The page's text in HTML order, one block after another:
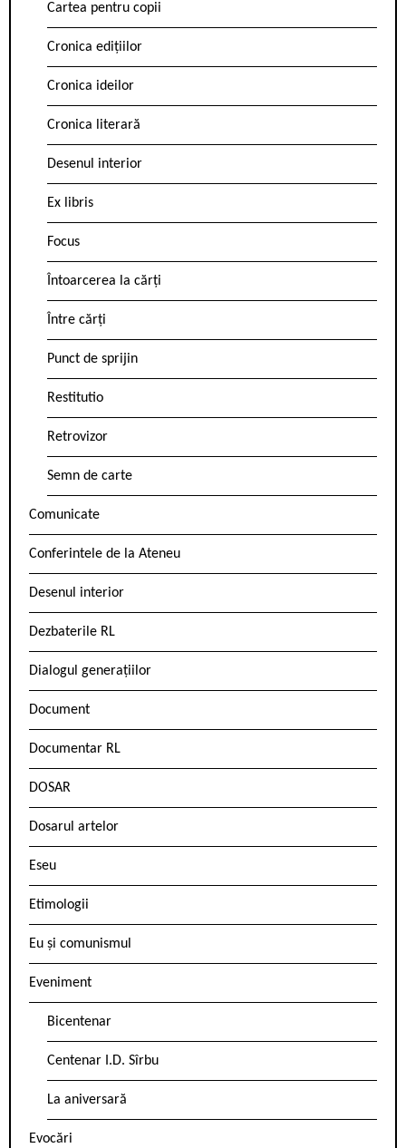
Cartea pentru copii
Cronica edițiilor
Cronica ideilor
Cronica literară
Desenul interior
Ex libris
Focus
Întoarcerea la cărți
Între cărți
Punct de sprijin
Restitutio
Retrovizor
Semn de carte
Comunicate
Conferintele de la Ateneu
Desenul interior
Dezbaterile RL
Dialogul generațiilor
Document
Documentar RL
DOSAR
Dosarul artelor
Eseu
Etimologii
Eu și comunismul
Eveniment
Bicentenar
Centenar I.D. Sîrbu
La aniversară
Evocări